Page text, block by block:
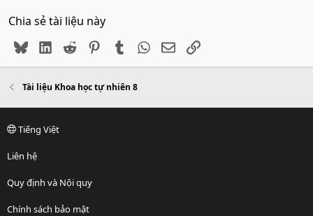
Chia sẻ tài liệu này
BlueskyLinkedIn
Reddit PinterestTumblr WhatsApp
EmailLink
Tài liệu Khoa học tự nhiên 8
Tiếng Việt
Liên hệ
Quy định và Nội quy
Chính sách bảo mật